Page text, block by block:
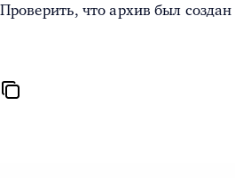
Проверить, что архив был